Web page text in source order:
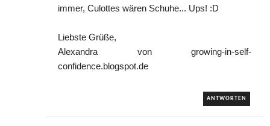
immer, Culottes wären Schuhe... Ups! :D
Liebste Grüße,
Alexandra von growing-in-self-
confidence.blogspot.de
ANTWORTEN